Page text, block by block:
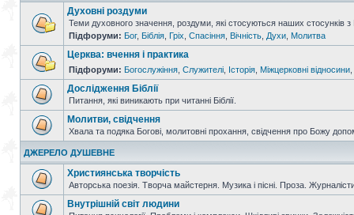
Духовні роздуми
Теми духовного значення, роздуми, які стосуються наших стосунків з
Підфоруми: Бог, Біблія Гріх Спасіння Вічність Духи Молитва
Церква: вчення і практика
Підфоруми: Богослужіння Служителі Історія Міжцерковні відносини
Дослідження Біблії
Питання, які виникають при читанні Біблії.
Молитви, свідчення
Хвала та подяка Богові, молитовні прохання, свідчення про Божу
ДЖЕРЕЛО ДУШЕВНЕ
Християнська творчість
Авторська поезія. Творча майстерня. Музика і пісні. Проза.
Внутрішній світ людини